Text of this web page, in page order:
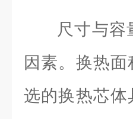
尺寸与
因素。换热
选的换热芯